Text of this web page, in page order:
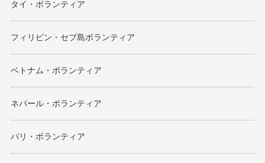
タイ・ボランティア
フィリピン・セブ島ボランティア
ベトナム・ボランティア
ネパール・ボランティア
バリ・ボランティア